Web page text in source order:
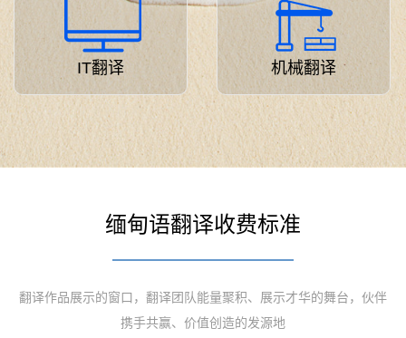
IT翻译 机械翻译
缅甸语翻译收费标准
翻译作品展示的窗口，翻译团队能量聚积、展示才华的舞台，伙伴
携手共赢、价值创造的发源地